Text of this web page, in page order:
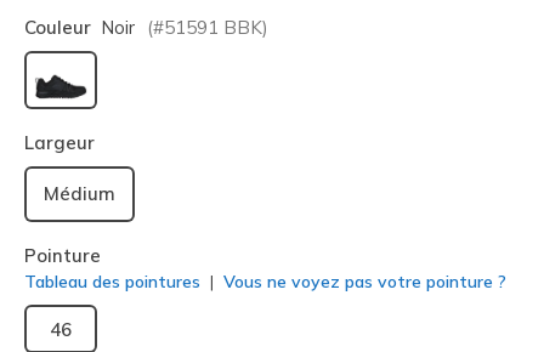
Couleur Noir (#51591 BBK)
sélectionné
Largeur
Médium
Pointure
Tableau des pointures Vous ne voyez pas votre pointure ?
46